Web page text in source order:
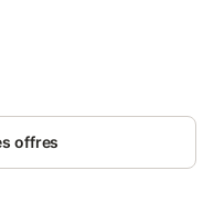
free WiFi throughout
offres